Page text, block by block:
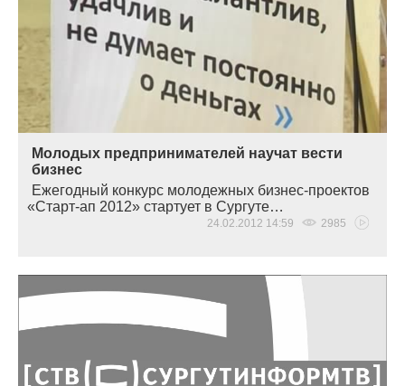
Молодых предпринимателей научат вести
бизнес
Ежегодный конкурс молодежных бизнес-проектов
«Старт-ап 2012» стартует в Сургуте…
24.02.2012 14:59 2985